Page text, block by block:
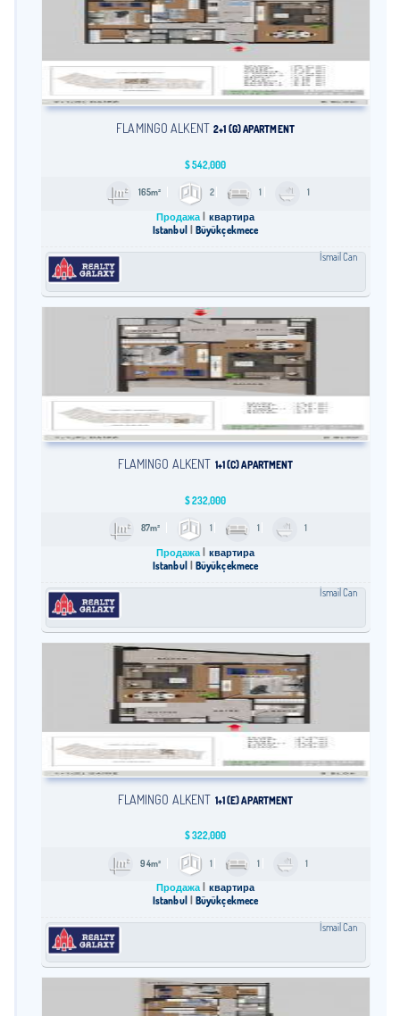
FLAMINGO ALKENT 2+1 (G) APARTMENT
$542,000
165m² 2 1 1
Продажа
квартира
Istanbul
Büyükçekmece
İsmail Can
FLAMINGO ALKENT 1+1 (C) APARTMENT
$232,000
87m² 1 1 1
Продажа
квартира
Istanbul
Büyükçekmece
İsmail Can
FLAMINGO ALKENT 1+1 (E) APARTMENT
$322,000
94m² 1 1 1
Продажа
квартира
Istanbul
Büyükçekmece
İsmail Can